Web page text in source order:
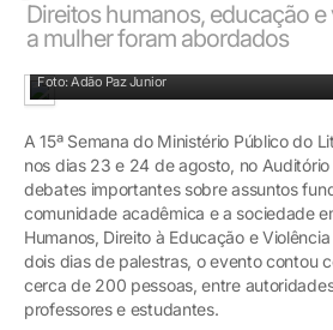
Direitos humanos, educação
a mulher foram abordados
Foto: Adão Paz Junior
A 15ª Semana do Ministério Público do
nos dias 23 e 24 de agosto, no
debates importantes sobre assuntos
comunidade acadêmica e a sociedade
Humanos, Direito à Educação e
dois dias de palestras, o evento contou
cerca de 200 pessoas, entre
professores e estudantes.